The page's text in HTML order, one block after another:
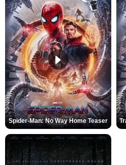
Spider-Man: No Way Home Teaser